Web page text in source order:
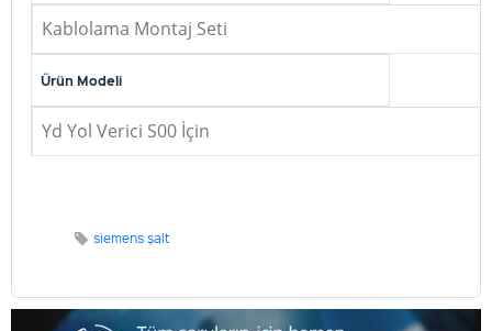
Kablolama Montaj Seti
Ürün Modeli
Yd Yol Verici S00 İçin
siemens şalt